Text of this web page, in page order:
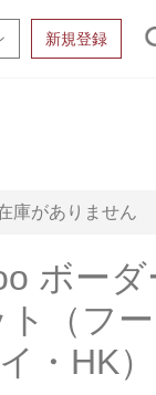
新規登録
ボーダ
ト（フ
・HK）
庫がありません